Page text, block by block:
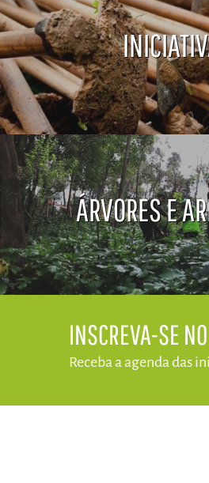
ÁRVORES E
​INSCREVA-SE
Receba a agenda das